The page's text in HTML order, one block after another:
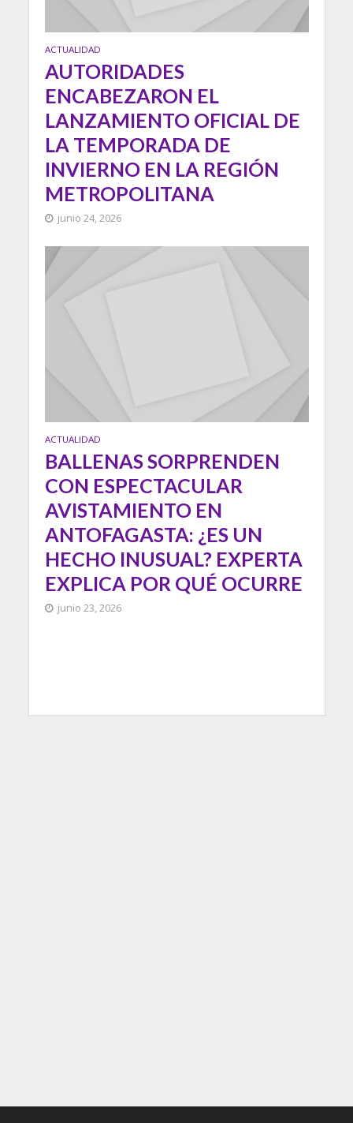
ACTUALIDAD
AUTORIDADES
ENCABEZARON EL
LANZAMIENTO OFICIAL DE
LA TEMPORADA DE
INVIERNO EN LA REGIÓN
METROPOLITANA
junio 24, 2026
ACTUALIDAD
BALLENAS SORPRENDEN
CON ESPECTACULAR
AVISTAMIENTO EN
ANTOFAGASTA: ¿ES UN
HECHO INUSUAL? EXPERTA
EXPLICA POR QUÉ OCURRE
junio 23, 2026